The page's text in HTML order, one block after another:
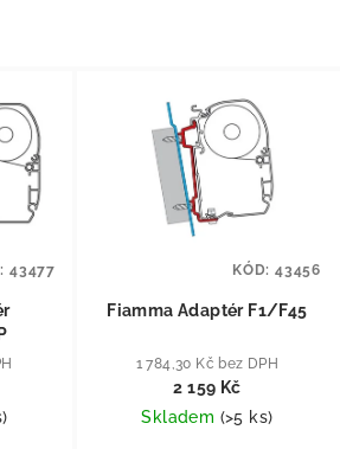
)
43477
Fiamma Adaptér F1/F45
1 784,30 Kč bez DPH
2 159 Kč
Skladem (>5 ks)
KÓD: 43456